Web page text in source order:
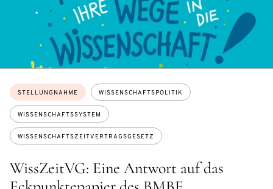
WissZeitVG: Eine Antwort auf das
Themen:
STELLUNGNAHME WISSENSCHAFTSPOLITIK
WISSENSCHAFTSSYSTEM
WISSENSCHAFTSZEITVERTRAGSGESETZ